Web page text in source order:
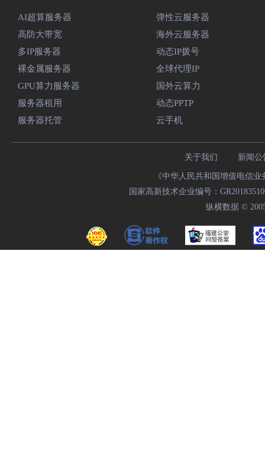
AI超算服务器
高防大带宽
多IP服务器
裸金属服务器
GPU算力服务器
服务器租用
服务器托管
弹性云服务器
海外云服务器
动态IP拨号
全球代理IP
国外云算力
动态PPTP
云手机
关于我们 新闻公
《中华人民共和国增值电信
国家高新技术企业编号：
纵横数据 ©